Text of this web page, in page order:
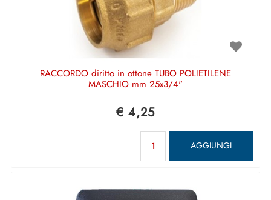
RACCORDO diritto in ottone TUBO POLIETILENE
MASCHIO mm 25x3/4"
€ 4,25
AGGIUNGI